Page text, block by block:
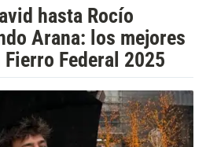
hasta Rocío
Arana: los mejores
Federal 2025